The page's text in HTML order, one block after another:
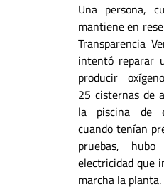
Una persona,
mantiene en
Transparencia
intentó reparar
producir
25 cisternas de
la piscina de
cuando tenían
pruebas,
electricidad que
marcha la planta.